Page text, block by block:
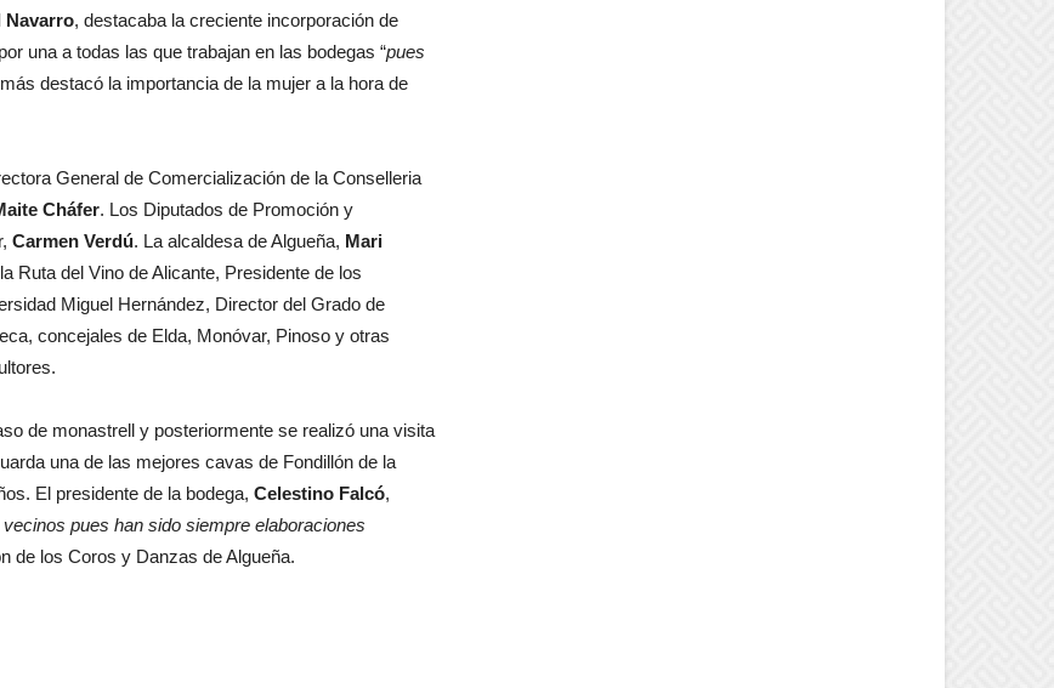
Navarro, destacaba la creciente incorporación de
una a todas las que trabajan en las bodegas “pues
destacó la importancia de la mujer a la hora de
General de Comercialización de la Conselleria
Cháfer. Los Diputados de Promoción y
Carmen Verdú. La alcaldesa de Algueña, Mari
Ruta del Vino de Alicante, Presidente de los
Miguel Hernández, Director del Grado de
concejales de Elda, Monóvar, Pinoso y otras
de monastrell y posteriormente se realizó una visita
una de las mejores cavas de Fondillón de la
El presidente de la bodega, Celestino Falcó,
pues han sido siempre elaboraciones
de los Coros y Danzas de Algueña.